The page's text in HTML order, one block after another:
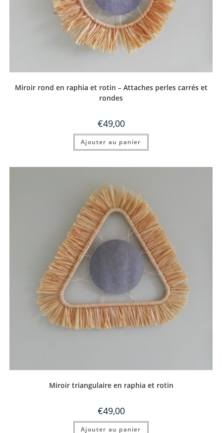
Miroir rond en raphia et rotin – Attaches perles carrés et
rondes
€49,00
Ajouter au panier
Miroir triangulaire en raphia et rotin
€49,00
Ajouter au panier